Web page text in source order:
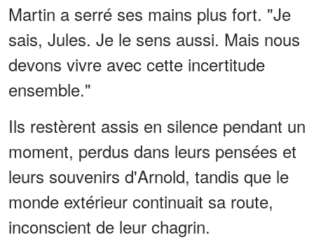
Martin a serré ses mains plus fort. "Je
sais, Jules. Je le sens aussi. Mais nous
devons vivre avec cette incertitude
ensemble."
Ils restèrent assis en silence pendant un
moment, perdus dans leurs pensées et
leurs souvenirs d'Arnold, tandis que le
monde extérieur continuait sa route,
inconscient de leur chagrin.